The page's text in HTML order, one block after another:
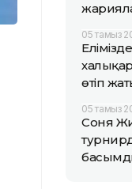
05 тамыз
өтіп
05 тамыз
Соня